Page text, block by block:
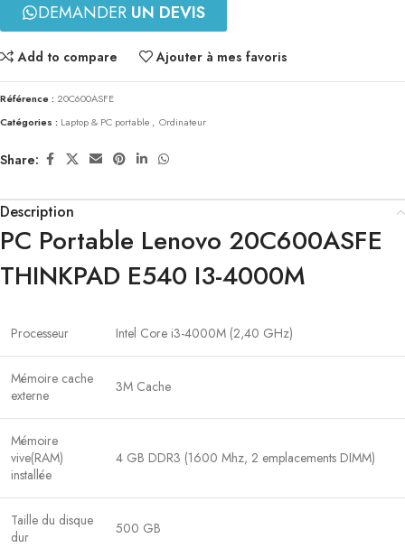
DEMANDER UN DEVIS
Add to compare Ajouter à mes favoris
Référence : 20C600ASFE
Catégories : Laptop & PC portable , Ordinateur
Share:
Description
PC Portable Lenovo 20C600ASFE
THINKPAD E540 I3-4000M
Processeur Intel Core i3-4000M (2,40 GHz)
Mémoire cache
externe
3M Cache
Mémoire
vive(RAM)
installée
4 GB DDR3 (1600 Mhz, 2 emplacements DIMM)
Taille du disque
dur
500 GB